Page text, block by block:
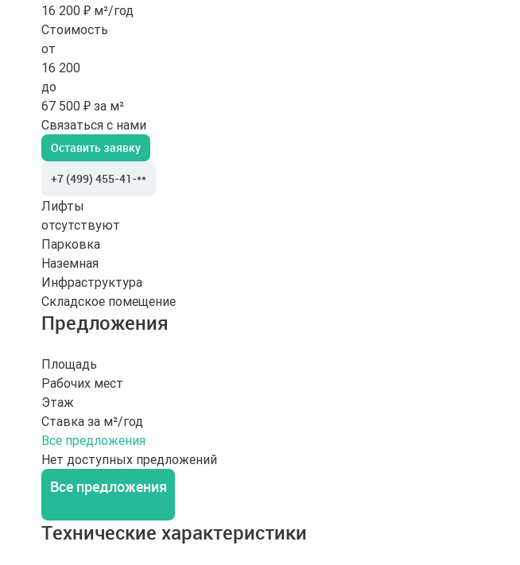
16 200 ₽ м²/год
Стоимость
от
16 200
до
67 500 ₽ за м²
Связаться с нами
Оставить заявку
+7 (499) 455-41-**
Лифты
отсутствуют
Парковка
Наземная
Инфраструктура
Складское помещение
Предложения
Площадь
Рабочих мест
Этаж
Ставка за м²/год
Все предложения
Нет доступных предложений
Все предложения
Технические характеристики